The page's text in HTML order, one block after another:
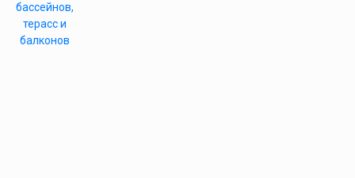
бассейнов,
терасс и
балконов